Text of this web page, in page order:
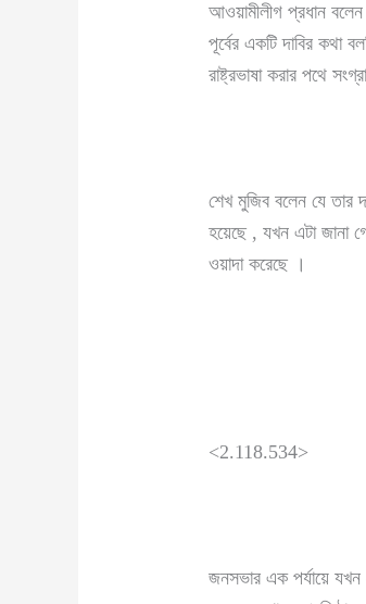
আওয়ামীলীগ প্রধান
পূর্বের একটি দাবির কথা
রাষ্ট্রভাষা করার পথে
শেখ মুজিব বলেন যে তার
হয়েছে , যখন এটা জানা
ওয়াদা করেছে ।
<2.118.534>
জনসভার এক পর্যায়ে যখন